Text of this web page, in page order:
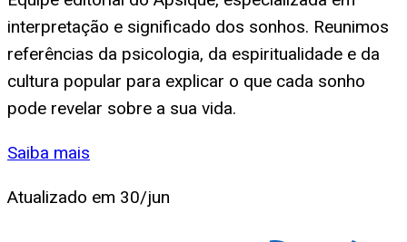
interpretação e significado dos sonhos. Reunimos
referências da psicologia, da espiritualidade e da
cultura popular para explicar o que cada sonho
pode revelar sobre a sua vida.
Saiba mais
Atualizado em 30/jun